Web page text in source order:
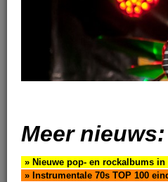
Meer nieuws:
» Nieuwe pop- en rockalbums in
» Instrumentale 70s TOP 100